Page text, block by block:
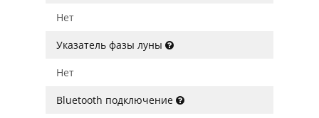
Нет
Указатель фазы луны
Нет
Bluetooth подключение